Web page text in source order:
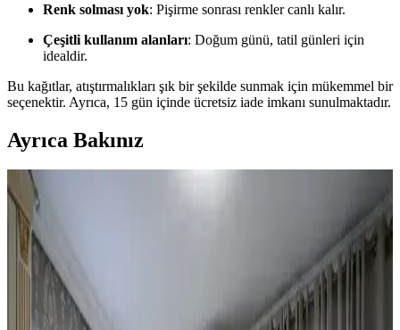
Renk solması yok: Pişirme sonrası renkler canlı kalır.
Çeşitli kullanım alanları: Doğum günü, tatil günleri için
idealdir.
Bu kağıtlar, atıştırmalıkları şık bir şekilde sunmak için mükemmel bir
seçenektir. Ayrıca, 15 gün içinde ücretsiz iade imkanı sunulmaktadır.
Ayrıca Bakınız
Mutfak Dekorasyonunda Tezgah Arkası ve Dolap
Renkleri: Estetik ve Fonksiyonel Çözümler
Mutfak dekorasyonunda tezgah arkası değiştirme, dolaplarda ikili
tonlama ve altın aksesuar kullanımı estetik ve fonksiyonel bir denge
sağlar. Doğru renk ve malzeme seçimi mekanın havasını belirler.
Mutfak Dekorasyonunda Aydınlatma, Renk ve